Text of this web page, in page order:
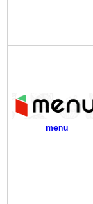
menu